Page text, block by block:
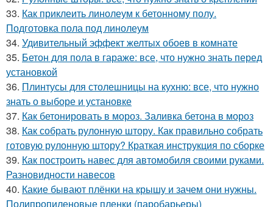
33. Как приклеить линолеум к бетонному полу.
Подготовка пола под линолеум
34. Удивительный эффект желтых обоев в комнате
35. Бетон для пола в гараже: все, что нужно знать перед
установкой
36. Плинтусы для столешницы на кухню: все, что нужно
знать о выборе и установке
37. Как бетонировать в мороз. Заливка бетона в мороз
38. Как собрать рулонную штору. Как правильно собрать
готовую рулонную штору? Краткая инструкция по сборке
39. Как построить навес для автомобиля своими руками.
Разновидности навесов
40. Какие бывают плёнки на крышу и зачем они нужны.
Полипропиленовые пленки (паробарьеры)